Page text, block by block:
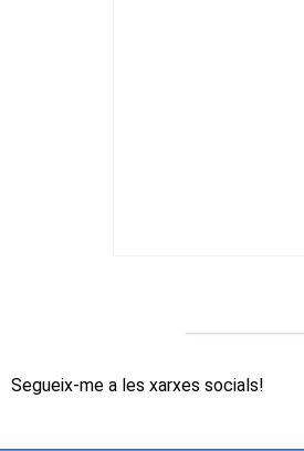
Segueix-me a les xarxes socials!